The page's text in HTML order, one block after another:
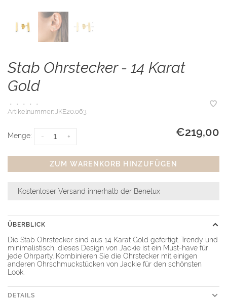
Stab Ohrstecker - 14 Karat
Gold
• • • •
•
Artikelnummer: JKE20.063
Menge: +
- €219,00
ZUM WARENKORB HINZUFÜGEN
Kostenloser Versand innerhalb der Benelux
ÜBERBLICK
Die Stab Ohrstecker sind aus 14 Karat Gold gefertigt. Trendy und
minimalistisch, dieses Design von Jackie ist ein Must-have für
jede Ohrparty. Kombinieren Sie die Ohrstecker mit einigen
anderen Ohrschmuckstücken von Jackie für den schönsten
Look.
DETAILS